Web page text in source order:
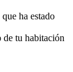
ha estado
tu habitación